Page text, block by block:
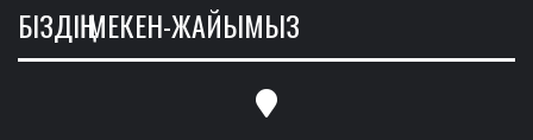
БІЗДІҢ МЕКЕН-ЖАЙЫМЫЗ